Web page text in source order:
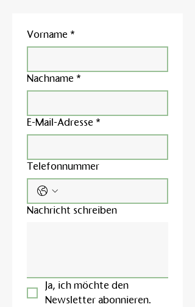
Vorname *
Nachname *
E-Mail-Adresse *
Telefonnummer
Nachricht schreiben
Ja, ich möchte den
Newsletter abonnieren.